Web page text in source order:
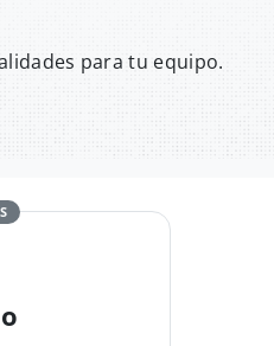
para tu equipo.